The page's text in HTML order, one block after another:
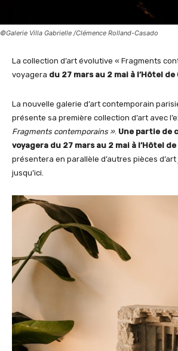
©Galerie Villa Gabrielle /Clémence Rolland-Casado
La collection d’art évolutive « Fragments
voyagera du 27 mars au 2 mai à l’Hôtel
La nouvelle galerie d’art contemporain
présente sa première collection d’art avec
Fragments contemporains ». Une partie de
voyagera du 27 mars au 2 mai à l’Hôtel
présentera en parallèle d’autres pièces
jusqu’ici.